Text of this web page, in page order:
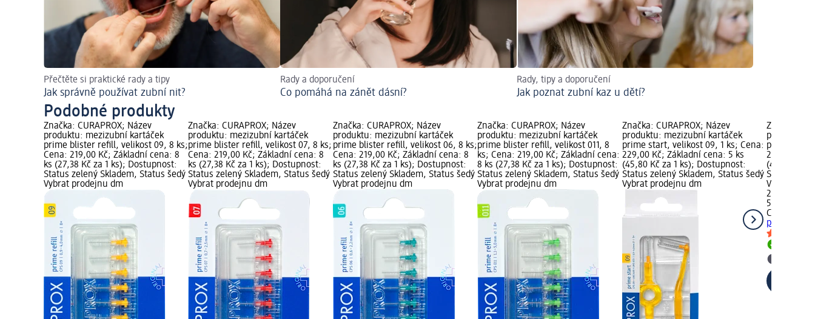
Přečtěte si praktické rady a tipy
Jak správně používat zubní nit?
Rady a doporučení
Co pomáhá na zánět dásní?
Rady, tipy a doporučení
Jak poznat zubní kaz u dětí?
Podobné produkty
Značka: CURAPROX; Název
produktu: mezizubní kartáček
prime blister refill, velikost 09, 8 ks;
Cena: 219,00 Kč; Základní cena: 8
ks (27,38 Kč za 1 ks); Dostupnost:
Status zelený Skladem, Status šedý
Vybrat prodejnu dm
Značka: CURAPROX; Název
produktu: mezizubní kartáček
prime blister refill, velikost 07, 8 ks;
Cena: 219,00 Kč; Základní cena: 8
ks (27,38 Kč za 1 ks); Dostupnost:
Status zelený Skladem, Status šedý
Vybrat prodejnu dm
Značka: CURAPROX; Název
produktu: mezizubní kartáček
prime blister refill, velikost 06, 8 ks;
Cena: 219,00 Kč; Základní cena: 8
ks (27,38 Kč za 1 ks); Dostupnost:
Status zelený Skladem, Status šedý
Vybrat prodejnu dm
Značka: CURAPROX; Název
produktu: mezizubní kartáček
prime blister refill, velikost 011, 8
ks; Cena: 219,00 Kč; Základní cena:
8 ks (27,38 Kč za 1 ks); Dostupnost:
Status zelený Skladem, Status šedý
Vybrat prodejnu dm
Značka: CURAPROX; Název
produktu: mezizubní kartáček
prime start, velikost 09, 1 ks; Cena:
229,00 Kč; Základní cena: 5 ks
(45,80 Kč za 1 ks); Dostupnost:
Status zelený Skladem, Status šedý
Vybrat prodejnu dm
Značka:
produktu:
prime start,
229,00 Kč;
(45,80 Kč
Status
Vybrat
229,00 Kč
5 ks (45,80
CURAPROX
prime start,